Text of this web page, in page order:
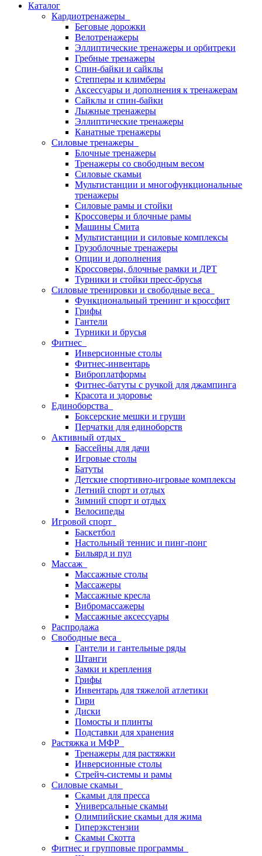
Каталог
Кардиотренажеры
Беговые дорожки
Велотренажеры
Эллиптические тренажеры и орбитреки
Гребные тренажеры
Спин-байки и сайклы
Степперы и климберы
Аксессуары и дополнения к тренажерам
Сайклы и спин-байки
Лыжные тренажеры
Эллиптические тренажеры
Канатные тренажеры
Силовые тренажеры
Блочные тренажеры
Тренажеры со свободным весом
Силовые скамьи
Мультистанции и многофункциональные
тренажеры
Силовые рамы и стойки
Кроссоверы и блочные рамы
Машины Смита
Мультистанции и силовые комплексы
Грузоблочные тренажеры
Опции и дополнения
Кроссоверы, блочные рамки и ДРТ
Турники и стойки пресс-брусья
Силовые тренировки и свободные веса
Функциональный тренинг и кроссфит
Грифы
Гантели
Турники и брусья
Фитнес
Инверсионные столы
Фитнес-инвентарь
Виброплатформы
Фитнес-батуты с ручкой для джампинга
Красота и здоровье
Единоборства
Боксерские мешки и груши
Перчатки для единоборств
Активный отдых
Бассейны для дачи
Игровые столы
Батуты
Детские спортивно-игровые комплексы
Летний спорт и отдых
Зимний спорт и отдых
Велосипеды
Игровой спорт
Баскетбол
Настольный теннис и пинг-понг
Бильярд и пул
Массаж
Массажные столы
Массажеры
Массажные кресла
Вибромассажеры
Массажные аксессуары
Распродажа
Свободные веса
Гантели и гантельные ряды
Штанги
Замки и крепления
Грифы
Инвентарь для тяжелой атлетики
Гири
Диски
Помосты и плинты
Подставки для хранения
Растяжка и МФР
Тренажеры для растяжки
Инверсионные столы
Стрейч-системы и рамы
Силовые скамьи
Скамьи для пресса
Универсальные скамьи
Олимпийские скамьи для жима
Гиперэкстензии
Скамьи Скотта
Фитнес и групповые программы